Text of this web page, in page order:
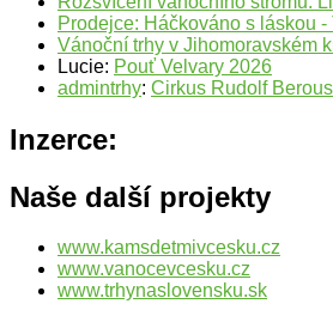
Prodejce: Háčkováno s láskou -
Vánoční trhy v Jihomoravském
Lucie: Pouť Velvary 2026
admintrhy: Cirkus Rudolf
Inzerce:
Naše další projekty
www.kamsdetmivcesku.cz
www.vanocevcesku.cz
www.trhynaslovensku.sk